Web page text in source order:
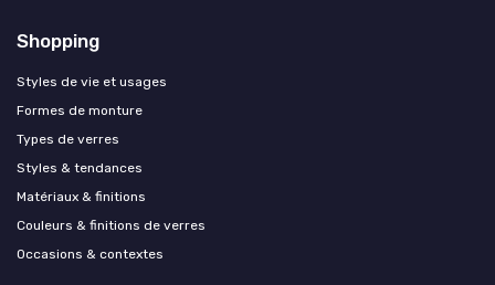
Shopping
Styles de vie et usages
Formes de monture
Types de verres
Styles & tendances
Matériaux & finitions
Couleurs & finitions de verres
Occasions & contextes